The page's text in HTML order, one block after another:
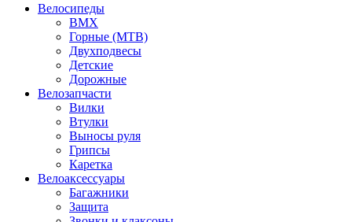
Велосипеды
BMX
Горные (MTB)
Двухподвесы
Детские
Дорожные
Велозапчасти
Вилки
Втулки
Выносы руля
Грипсы
Каретка
Велоаксессуары
Багажники
Защита